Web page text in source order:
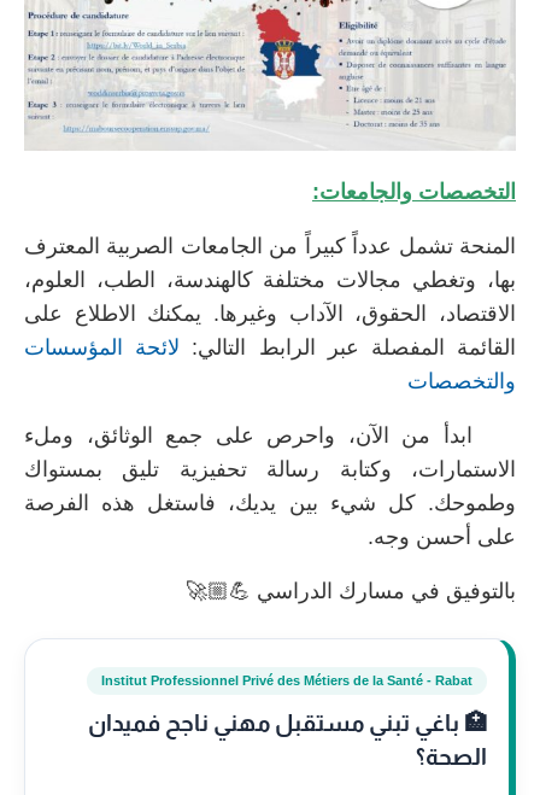
التخصصات والجامعات:
المنحة تشمل عدداً كبيراً من الجامعات الصربية المعترف
بها، وتغطي مجالات مختلفة كالهندسة، الطب، العلوم،
الاقتصاد، الحقوق، الآداب وغيرها. يمكنك الاطلاع على
القائمة المفصلة عبر الرابط التالي: لائحة المؤسسات
والتخصصات
ابدأ من الآن، واحرص على جمع الوثائق، وملء
الاستمارات، وكتابة رسالة تحفيزية تليق بمستواك
وطموحك. كل شيء بين يديك، فاستغل هذه الفرصة
على أحسن وجه.
بالتوفيق في مسارك الدراسي 💪🏼🚀
Institut Professionnel Privé des Métiers de la Santé - Rabat
🏥 باغي تبني مستقبل مهني ناجح فميدان
الصحة؟